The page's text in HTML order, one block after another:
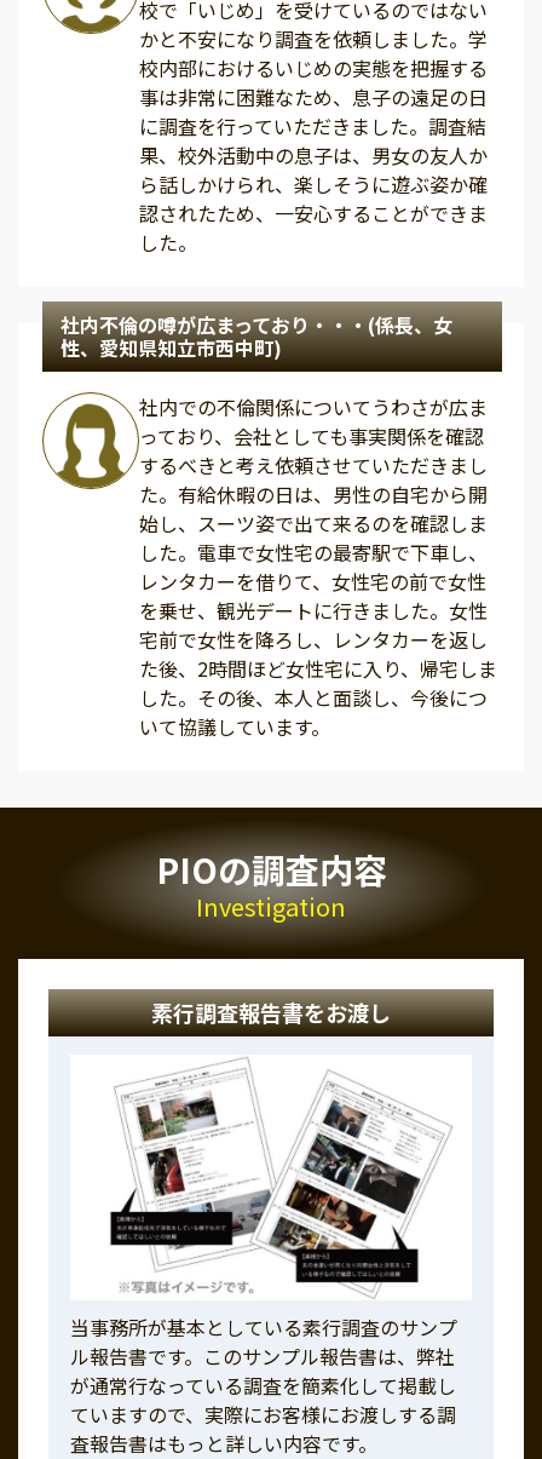
校で「いじめ」を受けているのではない
かと不安になり調査を依頼しました。学
校内部におけるいじめの実態を把握する
事は非常に困難なため、息子の遠足の日
に調査を行っていただきました。調査結
果、校外活動中の息子は、男女の友人か
ら話しかけられ、楽しそうに遊ぶ姿か確
認されたため、一安心することができま
した。
社内不倫の噂が広まっており・・・(係長、女
性、愛知県知立市西中町)
社内での不倫関係についてうわさが広ま
っており、会社としても事実関係を確認
するべきと考え依頼させていただきまし
た。有給休暇の日は、男性の自宅から開
始し、スーツ姿で出て来るのを確認しま
した。電車で女性宅の最寄駅で下車し、
レンタカーを借りて、女性宅の前で女性
を乗せ、観光デートに行きました。女性
宅前で女性を降ろし、レンタカーを返し
た後、2時間ほど女性宅に入り、帰宅しま
した。その後、本人と面談し、今後につ
いて協議しています。
PIOの調査内容
Investigation
素行調査報告書をお渡し
当事務所が基本としている素行調査のサンプ
ル報告書です。このサンプル報告書は、弊社
が通常行なっている調査を簡素化して掲載し
ていますので、実際にお客様にお渡しする調
査報告書はもっと詳しい内容です。